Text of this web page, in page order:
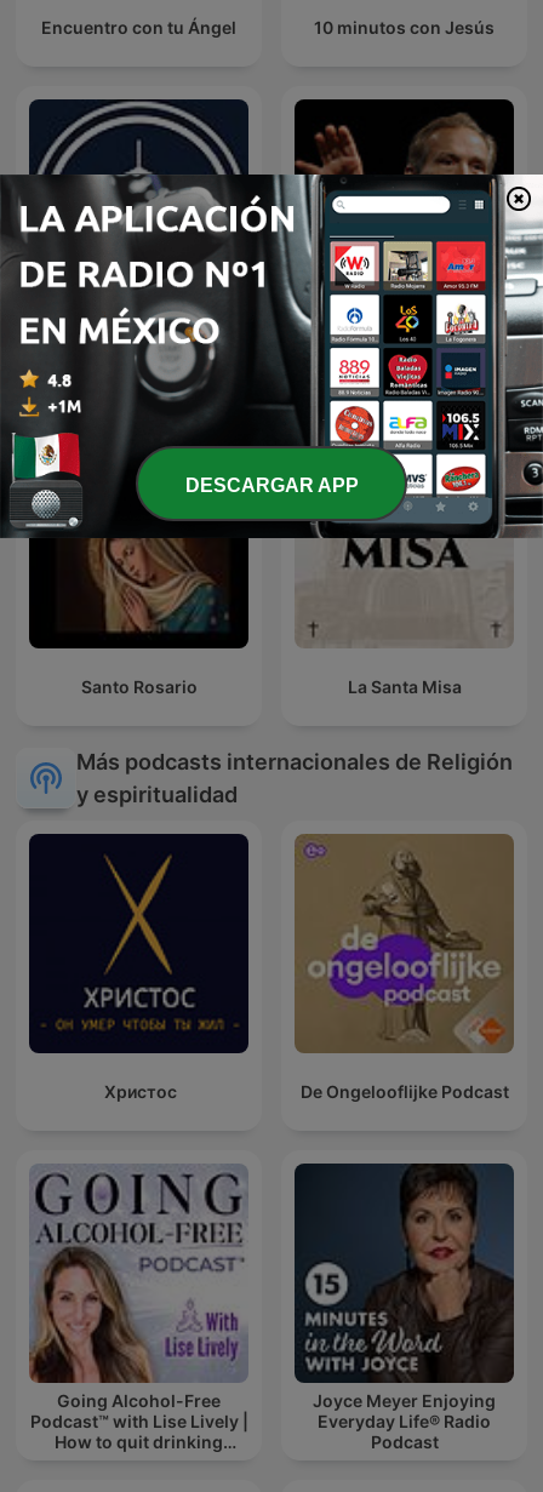
Encuentro con tu Ángel 10 minutos con Jesús
Predicaciones Cristianas
EL AMOR QUE VALE on
Oneplace.com
Santo Rosario La Santa Misa
Más podcasts internacionales de Religión
y espiritualidad
Христос De Ongelooflijke Podcast
Going Alcohol-Free
Podcast™ with Lise Lively |
How to quit drinking
Joyce Meyer Enjoying
Everyday Life® Radio
Podcast
DESCARGAR APP